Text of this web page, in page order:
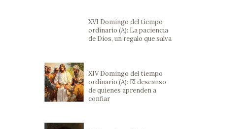
XVI Domingo del tiempo
ordinario (A): La paciencia
de Dios, un regalo que salva
XIV Domingo del tiempo
ordinario (A): El descanso
de quienes aprenden a
confiar